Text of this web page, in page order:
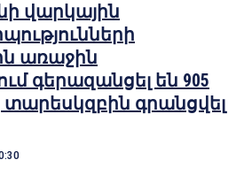
վարկային
առաջին
գերազանցել են 905
տարեսկզբին գրանցվել